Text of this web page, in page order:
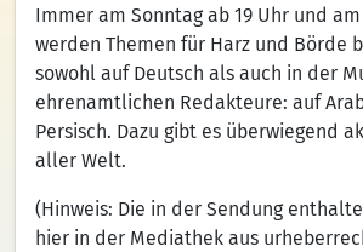
Immer am Sonntag ab 19 Uhr und
werden Themen für Harz und Börde
sowohl auf Deutsch als auch in der
ehrenamtlichen Redakteure: auf
Persisch. Dazu gibt es überwiegend
aller Welt.
(Hinweis: Die in der Sendung
hier in der Mediathek aus